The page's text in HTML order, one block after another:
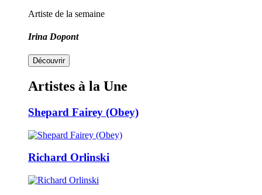
Artiste de la semaine
Irina Dopont
Découvrir
Artistes à la Une
Shepard Fairey (Obey)
Richard Orlinski